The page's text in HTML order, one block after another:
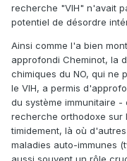
recherche "VIH" n'avait
potentiel de désordre
Ainsi comme l'a bien
approfondi Cheminot, la
chimiques du NO, qui ne
le VIH, a permis
du système immunitaire
recherche orthodoxe sur
timidement, là où
maladies auto-immunes
aussi souvent un rôle